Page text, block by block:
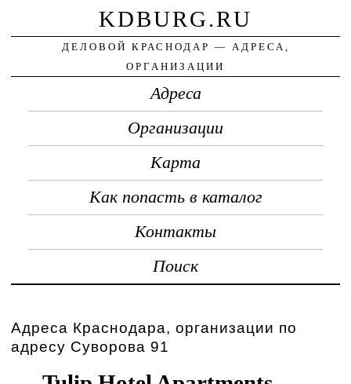
KDBURG.RU
ДЕЛОВОЙ КРАСНОДАР — АДРЕСА,
ОРГАНИЗАЦИИ
Адреса
Организации
Карта
Как попасть в каталог
Контакты
Поиск
Адреса Краснодара, организации по
адресу Суворова 91